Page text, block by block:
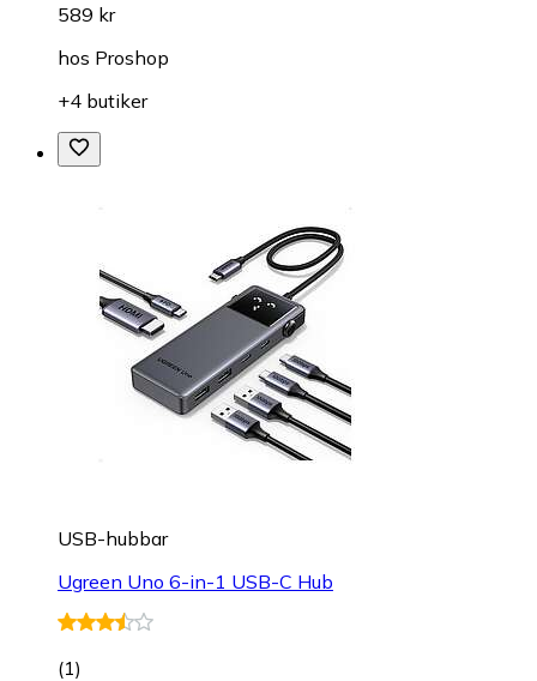
589 kr
hos Proshop
+4 butiker
USB-hubbar
Ugreen Uno 6-in-1 USB-C Hub
(1)